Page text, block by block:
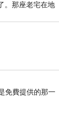
綁帶合身上
。那座老宅在地
，
免費提供的那一